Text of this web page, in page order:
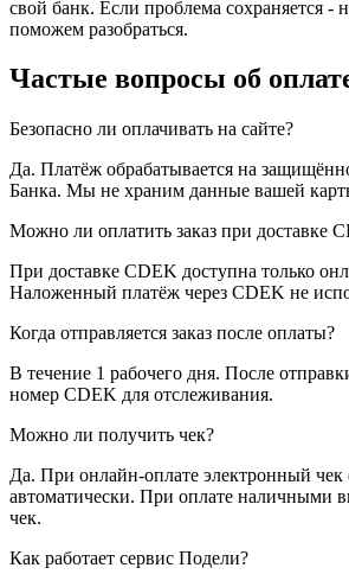
свой банк. Если проблема сохраняется -
поможем разобраться.
Частые вопросы об
Безопасно ли оплачивать на сайте?
Да. Платёж обрабатывается на
Банка. Мы не храним данные вашей
Можно ли оплатить заказ при доставке
При доставке CDEK доступна только
Наложенный платёж через CDEK не
Когда отправляется заказ после оплаты?
В течение 1 рабочего дня. После
номер CDEK для отслеживания.
Можно ли получить чек?
Да. При онлайн-оплате электронный чек
автоматически. При оплате наличными
чек.
Как работает сервис Подели?